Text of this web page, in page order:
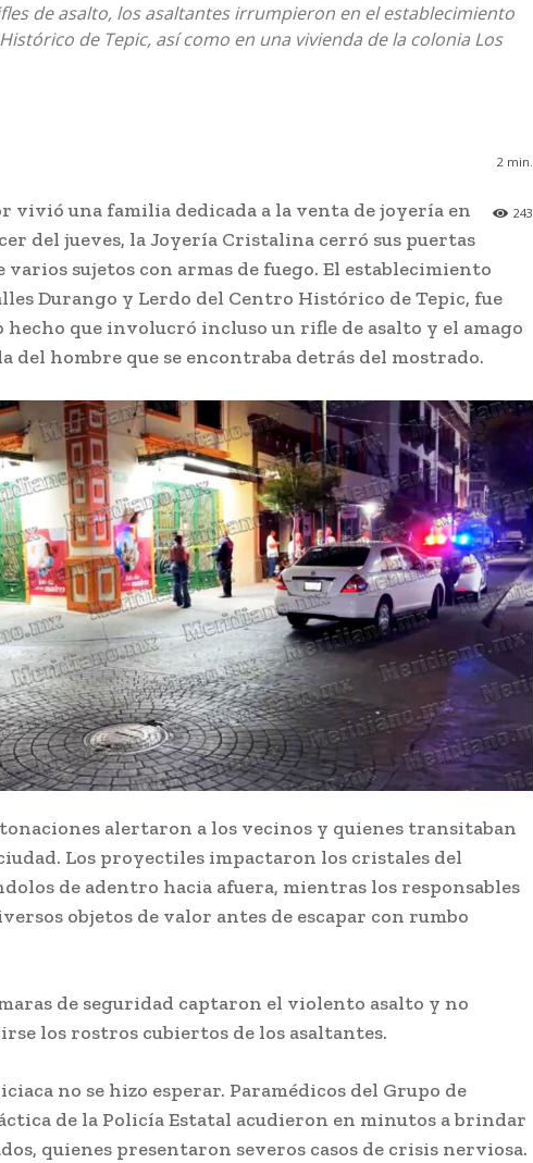
de asalto, los asaltantes irrumpieron en el establecimiento
de Tepic, así como en una vivienda de la colonia Los
2 min.
243
vivió una familia dedicada a la venta de joyería en
del jueves, la Joyería Cristalina cerró sus puertas
sujetos con armas de fuego. El establecimiento
Durango y Lerdo del Centro Histórico de Tepic, fue
que involucró incluso un rifle de asalto y el amago
del hombre que se encontraba detrás del mostrado.
alertaron a los vecinos y quienes transitaban
Los proyectiles impactaron los cristales del
de adentro hacia afuera, mientras los responsables
objetos de valor antes de escapar con rumbo
de seguridad captaron el violento asalto y no
los rostros cubiertos de los asaltantes.
no se hizo esperar. Paramédicos del Grupo de
de la Policía Estatal acudieron en minutos a brindar
quienes presentaron severos casos de crisis nerviosa.